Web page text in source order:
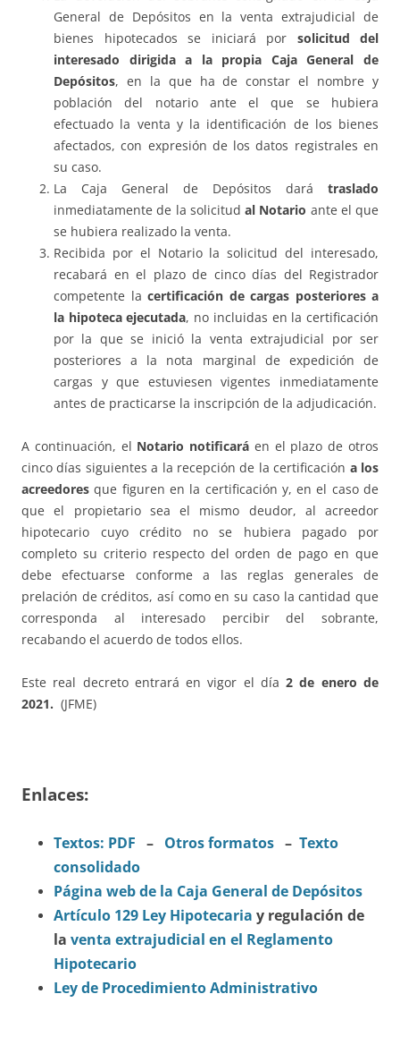
General de Depósitos en la venta extrajudicial de
bienes hipotecados se iniciará por solicitud del
interesado dirigida a la propia Caja General de
Depósitos, en la que ha de constar el nombre y
población del notario ante el que se hubiera
efectuado la venta y la identificación de los bienes
afectados, con expresión de los datos registrales en
su caso.
La Caja General de Depósitos dará traslado
inmediatamente de la solicitud al Notario ante el que
se hubiera realizado la venta.
Recibida por el Notario la solicitud del interesado,
recabará en el plazo de cinco días del Registrador
competente la certificación de cargas posteriores a
la hipoteca ejecutada, no incluidas en la certificación
por la que se inició la venta extrajudicial por ser
posteriores a la nota marginal de expedición de
cargas y que estuviesen vigentes inmediatamente
antes de practicarse la inscripción de la adjudicación.
A continuación, el Notario notificará en el plazo de otros
cinco días siguientes a la recepción de la certificación a los
acreedores que figuren en la certificación y, en el caso de
que el propietario sea el mismo deudor, al acreedor
hipotecario cuyo crédito no se hubiera pagado por
completo su criterio respecto del orden de pago en que
debe efectuarse conforme a las reglas generales de
prelación de créditos, así como en su caso la cantidad que
corresponda al interesado percibir del sobrante,
recabando el acuerdo de todos ellos.
Este real decreto entrará en vigor el día2 de enero de
2021. (JFME)
Enlaces:
Textos: PDF – Otros formatos – Texto
consolidado
Página web de la Caja General de Depósitos
Artículo 129 Ley Hipotecaria y regulación de
la venta extrajudicial en el Reglamento
Hipotecario
Ley de Procedimiento Administrativo